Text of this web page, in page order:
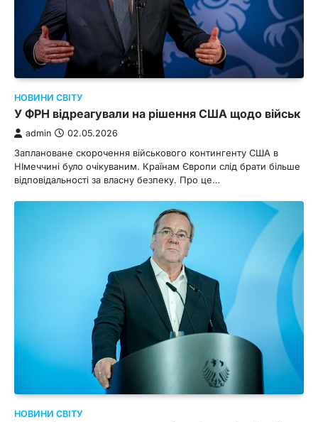
НОВИНИ СВІТУ
У ФРН відреагували на рішення США щодо військ
admin 02.05.2026
Заплановане скорочення військового контингенту США в
НІмеччині було очікуваним. Країнам Європи слід брати більше
відповідальності за власну безпеку. Про це…
НОВИНИ СВІТУ